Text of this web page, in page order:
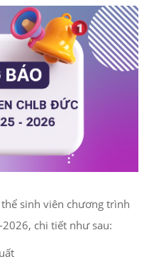
thể sinh viên chương trình
chi tiết như sau: